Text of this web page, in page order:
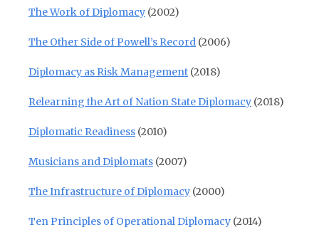
The Work of Diplomacy (2002)
The Other Side of Powell’s Record (2006)
Diplomacy as Risk Management (2018)
Relearning the Art of Nation State Diplomacy (2018)
Diplomatic Readiness (2010)
Musicians and Diplomats (2007)
The Infrastructure of Diplomacy (2000)
Ten Principles of Operational Diplomacy (2014)